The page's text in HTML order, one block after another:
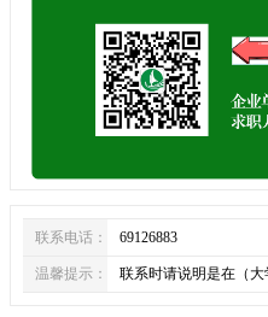
联系电话： 69126883
温馨提示： 联系时请说明是在（大